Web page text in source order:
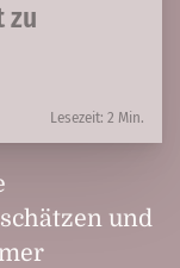
zu
Lesezeit: 2 Min.
und